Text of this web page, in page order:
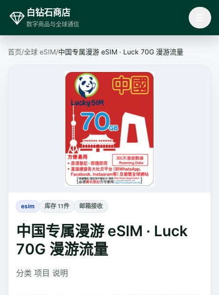
白钻石商店
数字商品与全球通信
首页/全球 eSIM/中国专属漫游 eSIM · Luck 70G 漫游流量
esim 库存 11件 邮箱接收
中国专属漫游 eSIM · Luck
70G 漫游流量
分类 项目 说明